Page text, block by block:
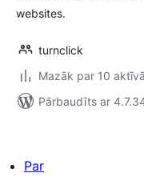
websites.
turnclick
Mazāk par 10
Pārbaudīts ar
Par